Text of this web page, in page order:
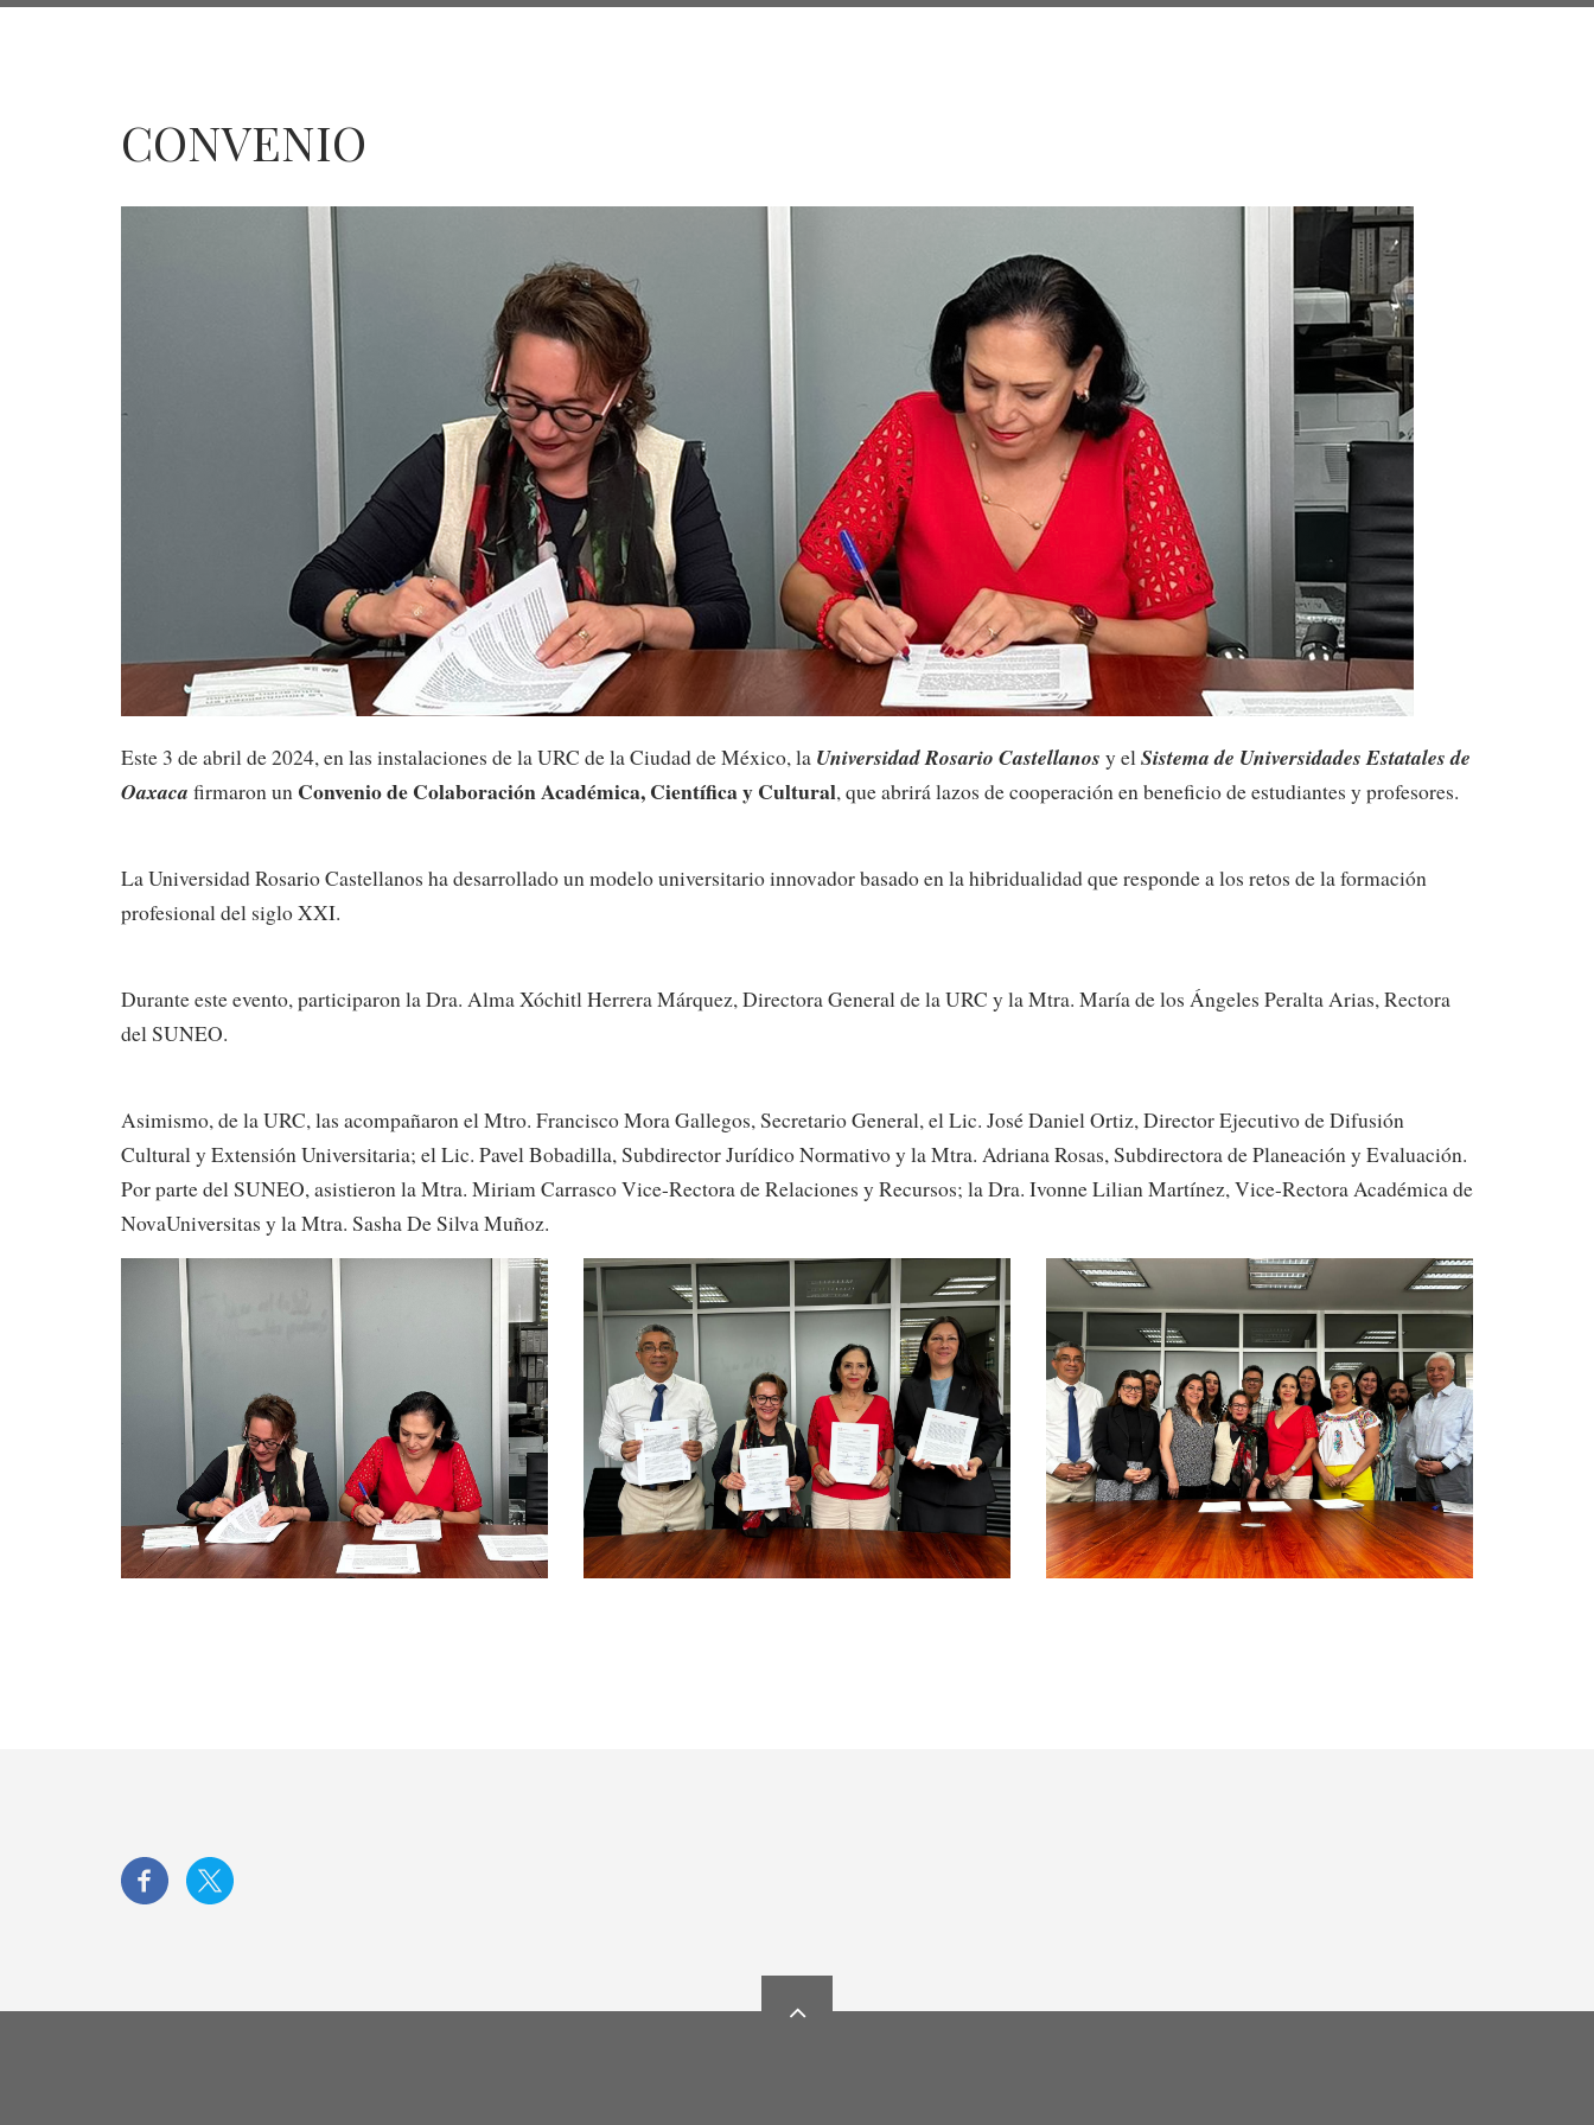
CONVENIO
Este 3 de abril de 2024, en las instalaciones de la URC de la Ciudad de México, la Universidad Rosario Castellanos y elSistema de Universidades Estatales de
Oaxaca firmaron un Convenio de Colaboración Académica, Científica y Cultural, que abrirá lazos de cooperación en beneficio de estudiantes y profesores.
La Universidad Rosario Castellanos ha desarrollado un modelo universitario innovador basado en la hibridualidad que responde a los retos de la formación
profesional del siglo XXI.
Durante este evento, participaron la Dra. Alma Xóchitl Herrera Márquez, Directora General de la URC y la Mtra. María de los Ángeles Peralta Arias, Rectora
del SUNEO.
Asimismo, de la URC, las acompañaron el Mtro. Francisco Mora Gallegos, Secretario General, el Lic. José Daniel Ortiz, Director Ejecutivo de Difusión
Cultural y Extensión Universitaria; el Lic. Pavel Bobadilla, Subdirector Jurídico Normativo y la Mtra. Adriana Rosas, Subdirectora de Planeación y Evaluación.
Por parte del SUNEO, asistieron la Mtra. Miriam Carrasco Vice-Rectora de Relaciones y Recursos; la Dra. Ivonne Lilian Martínez, Vice-Rectora Académica de
NovaUniversitas y la Mtra. Sasha De Silva Muñoz.